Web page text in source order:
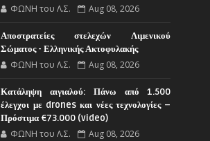
ΦΩΝΗ του Λ.Σ. Aug 08, 2026
Αποστρατείες στελεχών Λιμενικού
Σώματος - Ελληνικής Ακτοφυλακής
ΦΩΝΗ του Λ.Σ. Aug 08, 2026
Κατάληψη αιγιαλού: Πάνω από 1.500
έλεγχοι με drones και νέες τεχνολογίες –
Πρόστιμα €73.000 (video)
ΦΩΝΗ του Λ.Σ. Aug 08, 2026